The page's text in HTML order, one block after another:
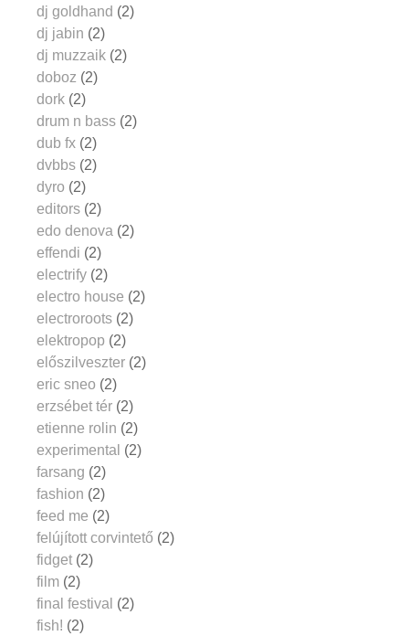
dj goldhand (2)
dj jabin (2)
dj muzzaik (2)
doboz (2)
dork (2)
drum n bass (2)
dub fx (2)
dvbbs (2)
dyro (2)
editors (2)
edo denova (2)
effendi (2)
electrify (2)
electro house (2)
electroroots (2)
elektropop (2)
előszilveszter (2)
eric sneo (2)
erzsébet tér (2)
etienne rolin (2)
experimental (2)
farsang (2)
fashion (2)
feed me (2)
felújított corvintető (2)
fidget (2)
film (2)
final festival (2)
fish! (2)